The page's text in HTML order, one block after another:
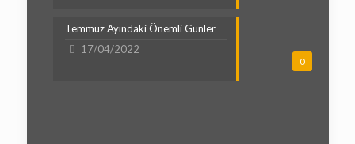
0
Temmuz Ayındaki Önemli Günler
17/04/2022